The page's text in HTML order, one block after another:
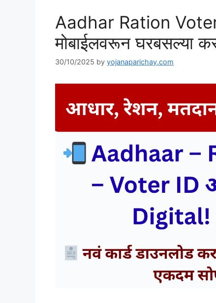
Aadhar Ration
मोबाईलवरून घरबसल्या
30/10/2025 by yojanaparichay.com